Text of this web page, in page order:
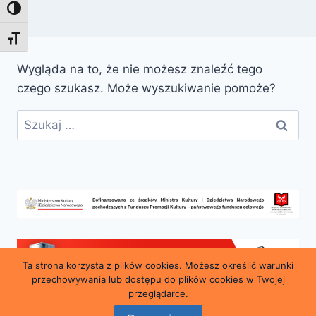
Toggle High Contrast
Toggle Font size
Wygląda na to, że nie możesz znaleźć tego
czego szukasz. Może wyszukiwanie pomoże?
Szukaj:
Ta strona korzysta z plików cookies. Możesz określić warunki
przechowywania lub dostępu do plików cookies w Twojej
przeglądarce.